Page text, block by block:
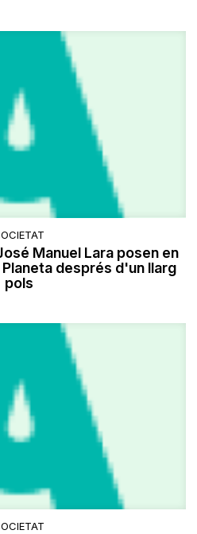
Manuel Lara posen en
després d'un llarg
pols